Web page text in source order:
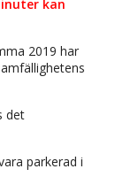
kan
2019 har
det
parkerad i